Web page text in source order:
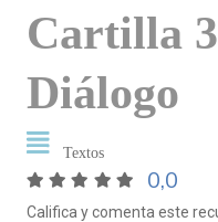
Cartilla
Diálogo
Textos
0,0
Califica y comenta este